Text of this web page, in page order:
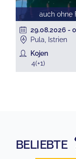
auch ohne
29.08.2026 -
Pula, Istrien
Kojen
4(+1)
BELIEBTE